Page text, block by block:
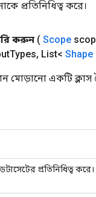
প্রতিনিধিত্ব করে।
করুন ( Scope
Types, List< Shape
একটি ক্লাস
প্রতিনিধিত্ব